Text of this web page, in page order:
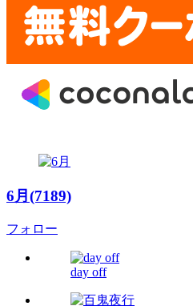
6月(7189)
フォロー
day off